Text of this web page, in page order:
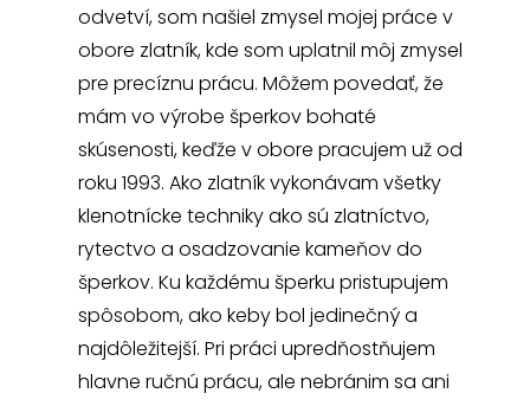
odvetví, som našiel zmysel mojej práce v
obore zlatník, kde som uplatnil môj zmysel
pre precíznu prácu. Môžem povedať, že
mám vo výrobe šperkov bohaté
skúsenosti, keďže v obore pracujem už od
roku 1993. Ako zlatník vykonávam všetky
klenotnícke techniky ako sú zlatníctvo,
rytectvo a osadzovanie kameňov do
šperkov. Ku každému šperku pristupujem
spôsobom, ako keby bol jedinečný a
najdôležitejší. Pri práci upredňostňujem
hlavne ručnú prácu, ale nebránim sa ani